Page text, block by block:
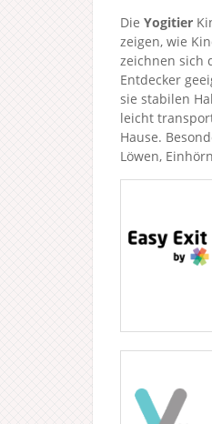
Die Yogitier
zeigen, wie
zeichnen sich
Entdecker
sie stabilen
leicht
Hause.
Löwen,